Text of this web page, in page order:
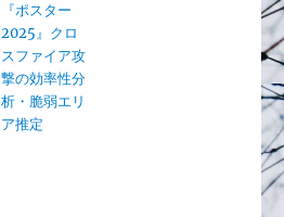
『ポスター
2025』クロ
スファイア攻
撃の効率性分
析・脆弱エリ
ア推定